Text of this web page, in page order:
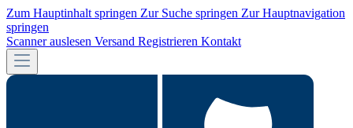
Zum Hauptinhalt springen Zur Suche springen Zur Hauptnavigation
springen
Scanner auslesen Versand Registrieren Kontakt